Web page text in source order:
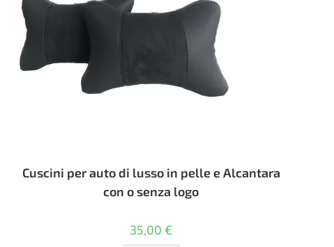
Cuscini per auto di lusso in pelle e Alcantara
con o senza logo
35,00 €